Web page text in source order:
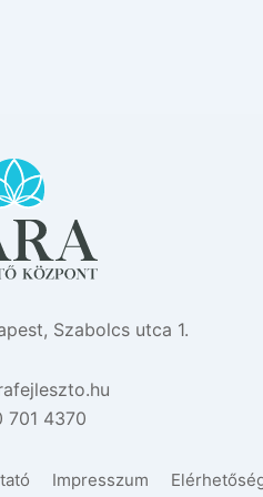
Szabolcs utca 1.
uh.ot
zselj
701 4370
Impresszum